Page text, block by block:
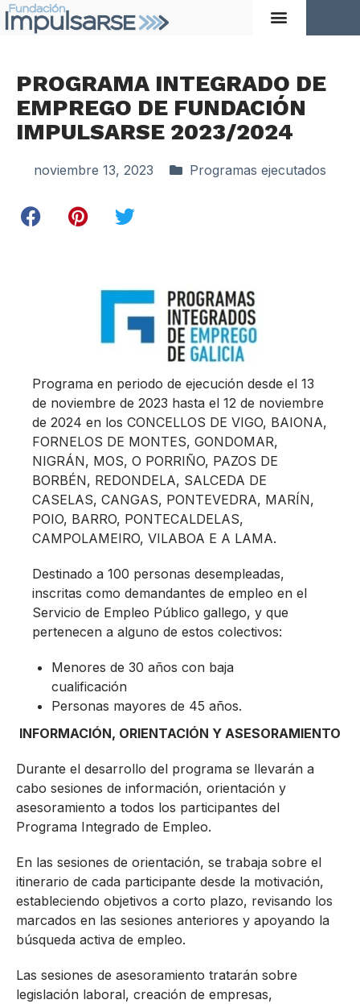
PROGRAMA INTEGRADO DE
EMPREGO DE FUNDACIÓN
IMPULSARSE 2023/2024
noviembre 13, 2023 Programas ejecutados
Programa en periodo de ejecución desde el 13
de noviembre de 2023 hasta el 12 de noviembre
de 2024 en los CONCELLOS DE VIGO, BAIONA,
FORNELOS DE MONTES, GONDOMAR,
NIGRÁN, MOS, O PORRIÑO, PAZOS DE
BORBÉN, REDONDELA, SALCEDA DE
CASELAS, CANGAS, PONTEVEDRA, MARÍN,
POIO, BARRO, PONTECALDELAS,
CAMPOLAMEIRO, VILABOA E A LAMA.
Destinado a 100 personas desempleadas,
inscritas como demandantes de empleo en el
Servicio de Empleo Público gallego, y que
pertenecen a alguno de estos colectivos:
Menores de 30 años con baja
cualificación
Personas mayores de 45 años.
INFORMACIÓN, ORIENTACIÓN Y ASESORAMIENTO
Durante el desarrollo del programa se llevarán a
cabo sesiones de información, orientación y
asesoramiento a todos los participantes del
Programa Integrado de Empleo.
En las sesiones de orientación, se trabaja sobre el
itinerario de cada participante desde la motivación,
estableciendo objetivos a corto plazo, revisando los
marcados en las sesiones anteriores y apoyando la
búsqueda activa de empleo.
Las sesiones de asesoramiento tratarán sobre
legislación laboral, creación de empresas,